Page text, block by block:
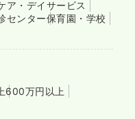
ア・デイサービス
センター保育園・学校
600万円以上